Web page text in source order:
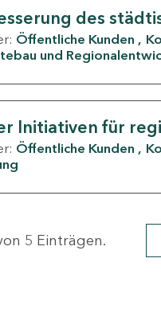
des
Öffentliche Kunden
und
Initiativen für
Öffentliche Kunden
5 Einträgen.